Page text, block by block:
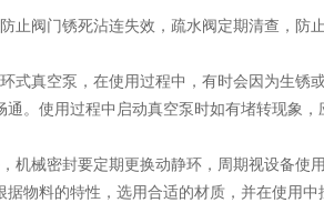
阀门锈死沾连失效，疏水阀定期清查，防止
真空泵，在使用过程中，有时会因为生锈
。使用过程中启动真空泵时如有堵转现象，
械密封要定期更换动静环，周期视设备使
物料的特性，选用合适的材质，并在使用中